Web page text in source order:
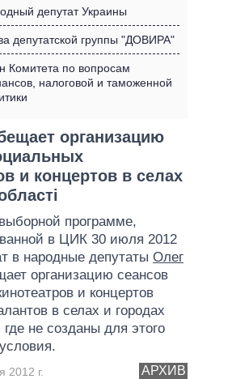
И ОФИС
ВИДЕО
ПОДДЕРЖАТЬ
ПОЛИТИКОВ
депутат Украины
депутатской группы "ДОВИРА"
Комитета по вопросам
налоговой и таможенной
организацию
и концертов в селах
программе,
в ЦИК 30 июля 2012
в народные депутаты Олег
организацию сеансов
и концертов
в селах и городах
не созданы для этого
АРХИВ
2012 г.